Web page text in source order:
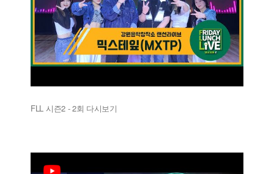
FLL 시즌2 - 2회 다시보기